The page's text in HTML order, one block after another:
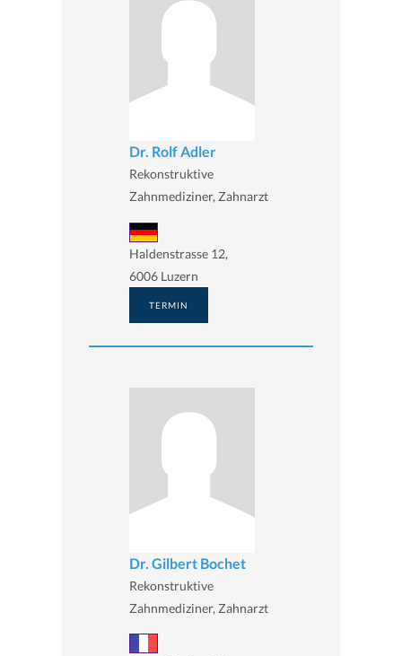
Dr. Rolf Adler
Rekonstruktive
Zahnmediziner, Zahnarzt
Haldenstrasse 12,
6006 Luzern
TERMIN
Dr. Gilbert Bochet
Rekonstruktive
Zahnmediziner, Zahnarzt